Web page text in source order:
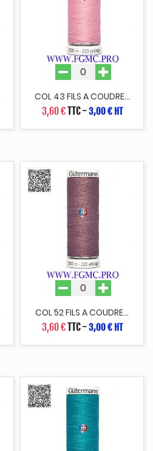
COL 43 FILS A COUDRE...
3,60 €TTC-3,00 € HT
COL 52 FILS A COUDRE...
3,60 €TTC-3,00 € HT